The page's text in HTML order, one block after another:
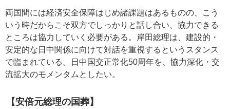
両国間には経済安全保障はじめ諸課題はあるものの、こう
いう時だからこそ双方でしっかりと話し合い、協力できる
ところは協力していく必要がある。岸田総理は、建設的・
安定的な日中関係に向けて対話を重視するというスタンス
で臨まれている。日中国交正常化50周年を、協力深化・交
流拡大のモメンタムとしたい。
【安倍元総理の国葬】